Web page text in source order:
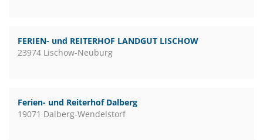
FERIEN- und REITERHOF LANDGUT LISCHOW
23974 Lischow-Neuburg
Ferien- und Reiterhof Dalberg
19071 Dalberg-Wendelstorf